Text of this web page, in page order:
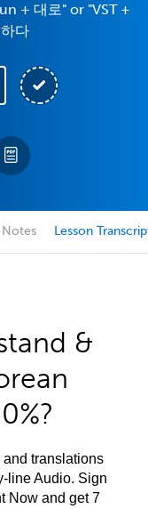
+ 대로" or "VST +
다
Notes Lesson
&
translations
line Audio. Sign
Now and get 7